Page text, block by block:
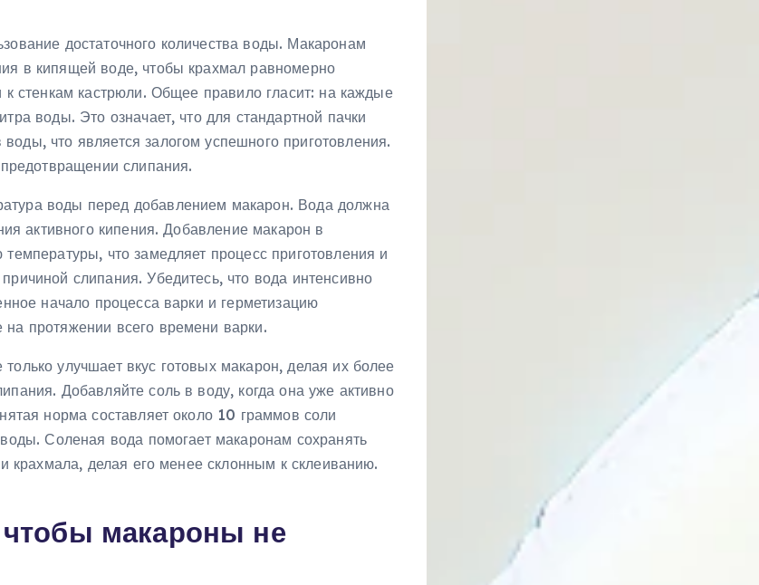
достаточного количества воды. Макаронам
в кипящей воде, чтобы крахмал равномерно
стенкам кастрюли. Общее правило гласит: на каждые
воды. Это означает, что для стандартной пачки
что является залогом успешного приготовления.
слипания.
воды перед добавлением макарон. Вода должна
активного кипения. Добавление макарон в
что замедляет процесс приготовления и
слипания. Убедитесь, что вода интенсивно
начало процесса варки и герметизацию
протяжении всего времени варки.
улучшает вкус готовых макарон, делая их более
Добавляйте соль в воду, когда она уже активно
норма составляет около 10 граммов соли
Соленая вода помогает макаронам сохранять
крахмала, делая его менее склонным к склеиванию.
макароны не